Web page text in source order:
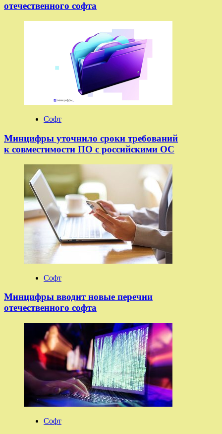
отечественного софта
Софт
Минцифры уточнило сроки требований
к совместимости ПО с российскими ОС
Софт
Минцифры вводит новые перечни
отечественного софта
Софт